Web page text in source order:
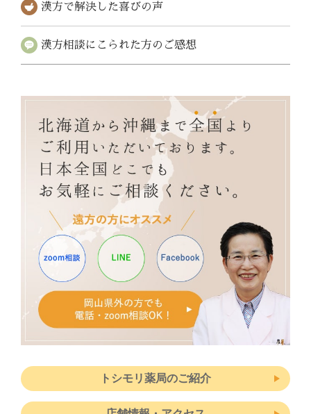
漢方で解決した喜びの声
漢方相談にこられた方のご感想
トシモリ薬局のご紹介